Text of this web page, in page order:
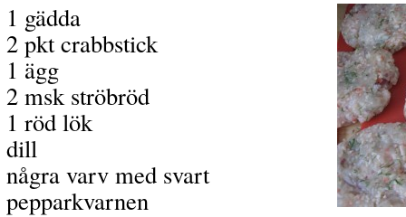
1 gädda
2 pkt crabbstick
1 ägg
2 msk ströbröd
1 röd lök
dill
några varv med svart
pepparkvarnen